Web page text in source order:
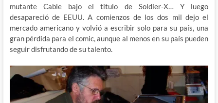
mutante Cable bajo el titulo de Soldier-X… Y luego
desapareció de EEUU. A comienzos de los dos mil dejo el
mercado americano y volvió a escribir solo para su país, una
gran pérdida para el comic, aunque al menos en su país pueden
seguir disfrutando de su talento.